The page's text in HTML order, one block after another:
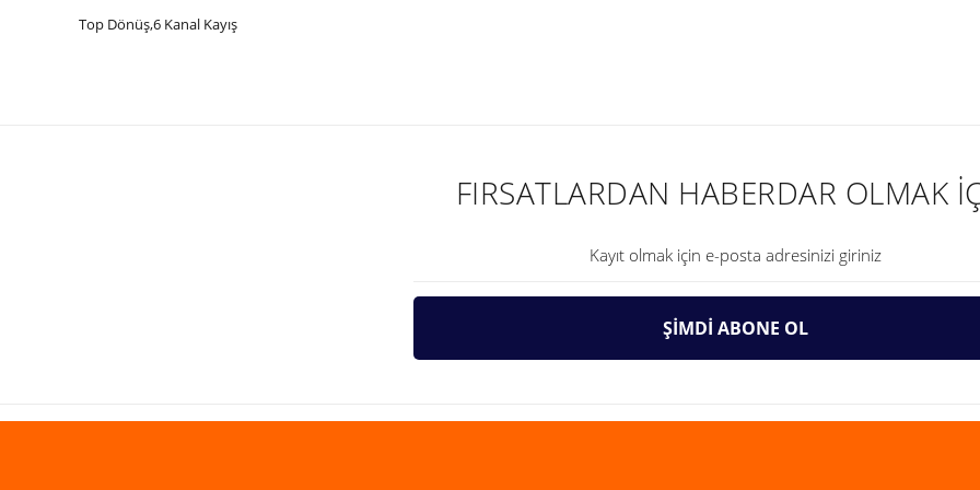
Top Dönüş,6 Kanal Kayış
Gönder
FIRSATLARDAN HABERDAR OLMAK
ŞİMDİ ABONE OL